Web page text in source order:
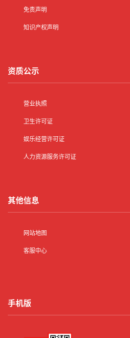
免责声明
知识产权声明
资质公示
营业执照
卫生许可证
娱乐经营许可证
人力资源服务许可证
其他信息
网站地图
客服中心
手机版